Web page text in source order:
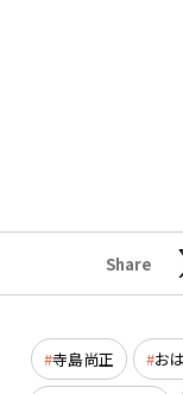
Share
寺島尚正 お